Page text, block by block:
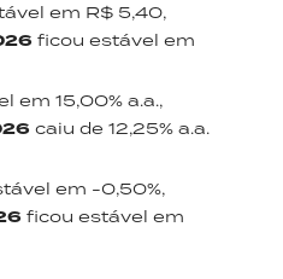
em R$ 5,40,
ficou estável em
em 15,00% a.a.,
caiu de 12,25% a.a.
em -0,50%,
ficou estável em